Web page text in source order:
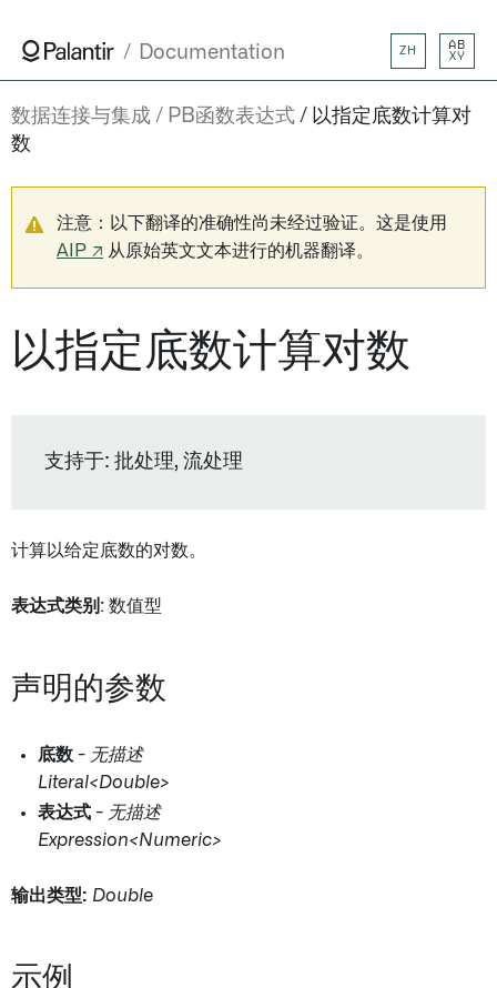
Documentation ZH
AB
XY
数据连接与集成 PB函数表达式
以指定底数计算对
数
注意：以下翻译的准确性尚未经过验证。这是使用
AIP ↗ 从原始英文文本进行的机器翻译。
以指定底数计算对数
支持于: 批处理, 流处理
计算以给定底数的对数。
表达式类别 : 数值型
声明的参数
底数 - 无描述
Literal<Double>
表达式 - 无描述
Expression<Numeric>
输出类型: Double
示例